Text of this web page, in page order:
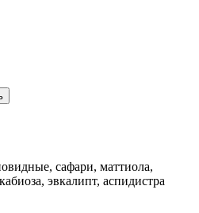
сафари, маттиола,
эвкалипт, аспидистра